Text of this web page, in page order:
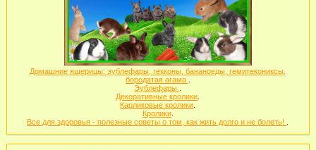
Домашние ящерицы: эублефары, гекконы, бананоеды, гемитекониксы,
бородатая агама
Эублефары
Декоративные кролики
Карликовые кролики
Кролики.
Все для здоровья - полезные советы о том, как жить долго и не болеть!